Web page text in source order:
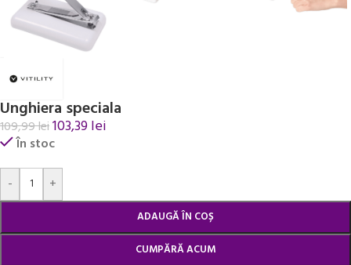
Unghiera speciala
109,99lei103,39lei
În stoc
-
+
ADAUGĂ ÎN COȘ
CUMPĂRĂ ACUM
Alternative: